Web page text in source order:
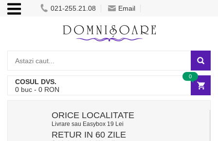
021-255.21.08 Email
COSUL DVS.
0 buc - 0 RON
0
ORICE LOCALITATE
Livrare sau Easybox 19 Lei
RETUR IN 60 ZILE